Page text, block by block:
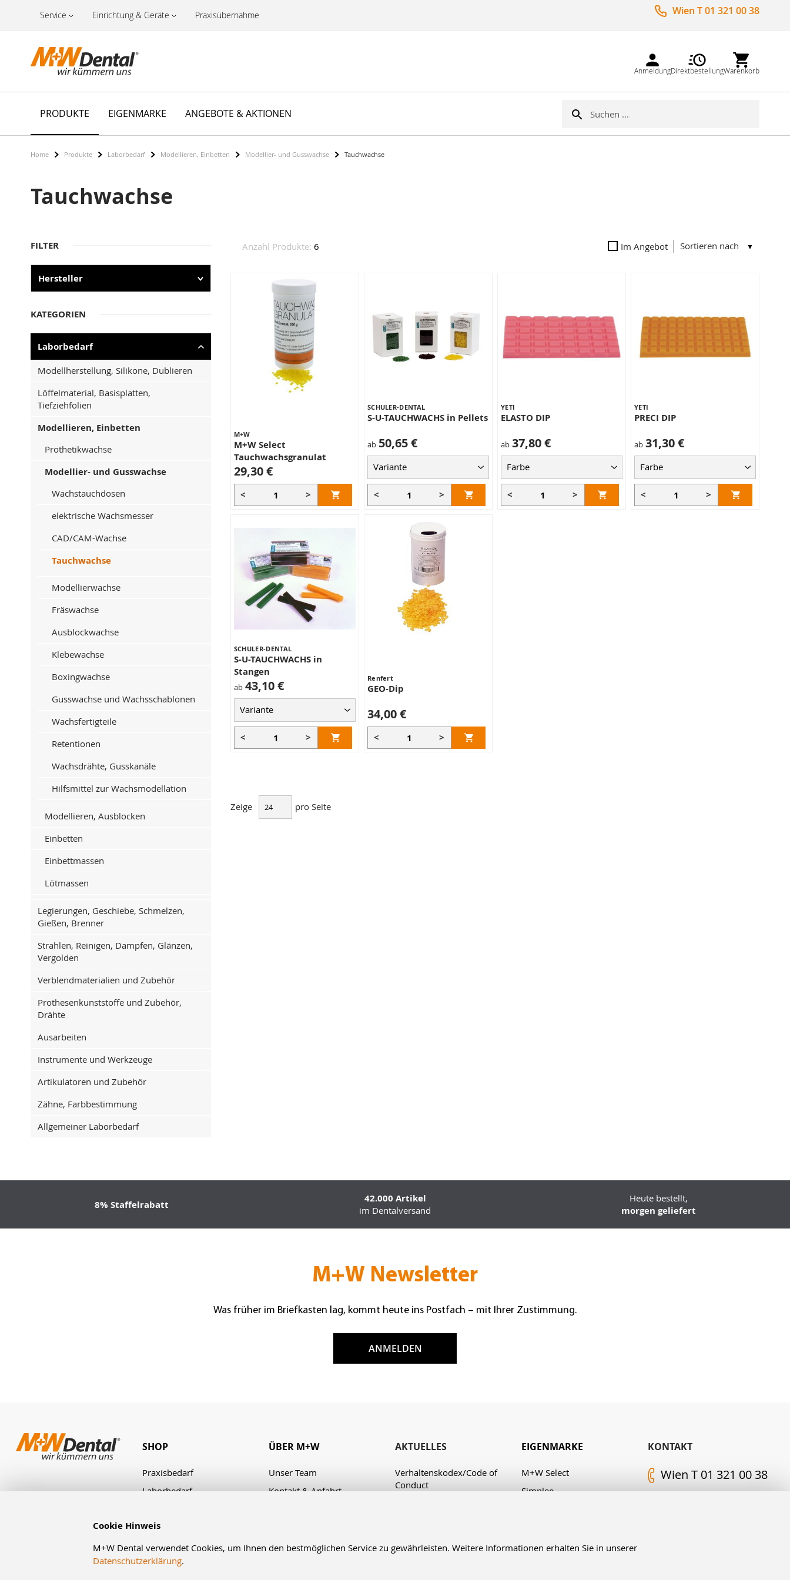
Cookie Hinweis
M+W Dental verwendet Cookies, um Ihnen den bestmöglichen Service zu gewährleisten. Weitere Informationen erhalten Sie in unserer
Datenschutzerklärung.
Service Einrichtung & Geräte Praxisübernahme Wien T 01 321 00 38
AnmeldungDirektbestellungWarenkorb
PRODUKTE EIGENMARKE ANGEBOTE & AKTIONEN Suche
Home Produkte Laborbedarf Modellieren, Einbetten Modellier- und Gusswachse Tauchwachse
Tauchwachse
Anzahl Produkte: 6 Im Angebot Sortieren nach
M+W
M+W Select
Tauchwachsgranulat
29,30 €
< >
SCHULER-DENTAL
S-U-TAUCHWACHS in Pellets
ab 50,65 €
< >
YETI
ELASTO DIP
ab 37,80 €
< >
YETI
PRECI DIP
ab 31,30 €
< >
SCHULER-DENTAL
S-U-TAUCHWACHS in
Stangen
ab 43,10 €
< >
Renfert
GEO-Dip
34,00 €
< >
Zeige pro Seite
FILTER
Hersteller
KATEGORIEN
Laborbedarf
Modellherstellung, Silikone, Dublieren
Löffelmaterial, Basisplatten,
Tiefziehfolien
Modellieren, Einbetten
Prothetikwachse
Modellier- und Gusswachse
Wachstauchdosen
elektrische Wachsmesser
CAD/CAM-Wachse
Tauchwachse
Modellierwachse
Fräswachse
Ausblockwachse
Klebewachse
Boxingwachse
Gusswachse und Wachsschablonen
Wachsfertigteile
Retentionen
Wachsdrähte, Gusskanäle
Hilfsmittel zur Wachsmodellation
Modellieren, Ausblocken
Einbetten
Einbettmassen
Lötmassen
Legierungen, Geschiebe, Schmelzen,
Gießen, Brenner
Strahlen, Reinigen, Dampfen, Glänzen,
Vergolden
Verblendmaterialien und Zubehör
Prothesenkunststoffe und Zubehör,
Drähte
Ausarbeiten
Instrumente und Werkzeuge
Artikulatoren und Zubehör
Zähne, Farbbestimmung
Allgemeiner Laborbedarf
8% Staffelrabatt 42.000 Artikel
im Dentalversand
Heute bestellt,
morgen geliefert
M+W Newsletter
Was früher im Briefkasten lag, kommt heute ins Postfach – mit Ihrer Zustimmung.
ANMELDEN
KONTAKT
Wien T 01 321 00 38
SHOP
Praxisbedarf
Laborbedarf
ÜBER M+W
Unser Team
Kontakt & Anfahrt
AKTUELLES
Verhaltenskodex/Code of
Conduct
EIGENMARKE
M+W Select
Simplee